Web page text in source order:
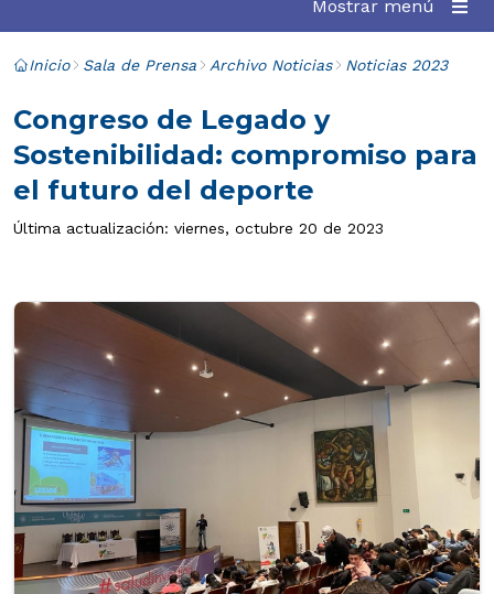
Mostrar menú
Inicio Sala de Prensa Archivo Noticias Noticias 2023
Congreso de Legado y
Sostenibilidad: compromiso para
el futuro del deporte
Última actualización: viernes, octubre 20 de 2023